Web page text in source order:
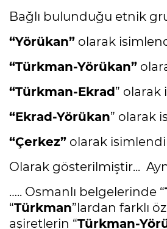
Bağlı bulunduğu etnik
“Yörükan” olarak
“Türkman-Yörükan”
“Türkman-Ekrad ” olarak
“Ekrad-Yörükan” olarak
“Çerkez” olarak
Olarak gösterilmiştir...
….. Osmanlı belgelerinde “
“Türkman”lardan farklı
aşiretlerin “Türkman-